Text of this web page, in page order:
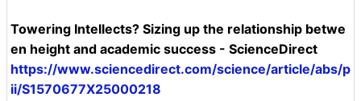
Towering Intellects? Sizing up the relationship betwe
en height and academic success - ScienceDirect
https://www.sciencedirect.com/science/article/abs/p
ii/S1570677X25000218